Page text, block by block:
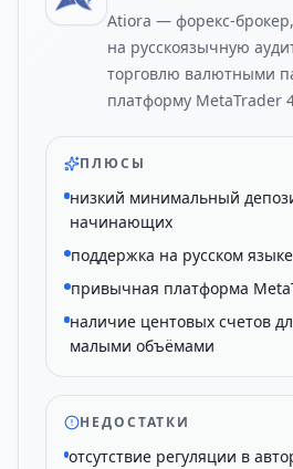
Atiora — форекс-
на русскоязычную
торговлю валютными
платформу MetaTrader
ПЛЮСЫ
низкий минимальный
начинающих
поддержка на русском языке
привычная платформа
наличие центовых счетов
малыми объёмами
НЕДОСТАТКИ
отсутствие регуляции в